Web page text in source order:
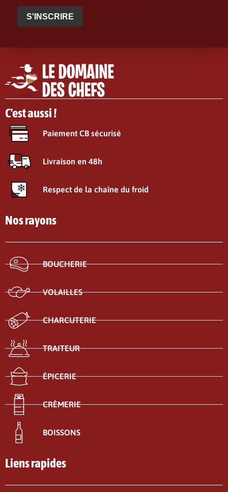
S'INSCRIRE
C'est aussi !
Paiement CB sécurisé
Livraison en 48h
Respect de la chaîne du froid
Nos rayons
BOUCHERIE
VOLAILLES
CHARCUTERIE
TRAITEUR
ÉPICERIE
CRÈMERIE
BOISSONS
Liens rapides